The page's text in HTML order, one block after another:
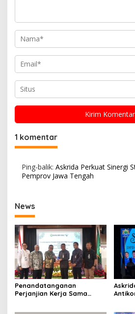
1 komentar
Ping-balik: Askrida Perkuat Sinergi
Pemprov Jawa Tengah
News
Penandatanganan
Perjanjian Kerja Sama